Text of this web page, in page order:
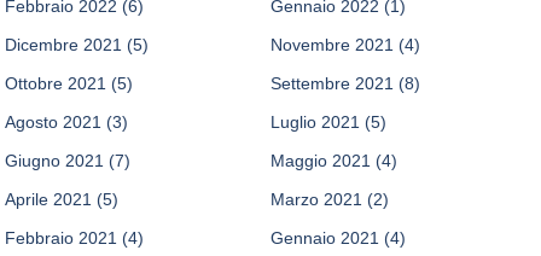
Febbraio 2022 (6) Gennaio 2022 (1)
Dicembre 2021 (5) Novembre 2021 (4)
Ottobre 2021 (5) Settembre 2021 (8)
Agosto 2021 (3) Luglio 2021 (5)
Giugno 2021 (7) Maggio 2021 (4)
Aprile 2021 (5) Marzo 2021 (2)
Febbraio 2021 (4) Gennaio 2021 (4)